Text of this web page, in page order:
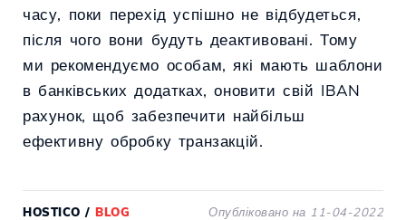
часу, поки перехід успішно не відбудеться,
після чого вони будуть деактивовані. Тому
ми рекомендуємо особам, які мають шаблони
в банківських додатках, оновити свій IBAN
рахунок, щоб забезпечити найбільш
ефективну обробку транзакцій.
HOSTICO / BLOG Опубліковано на 11-04-2022